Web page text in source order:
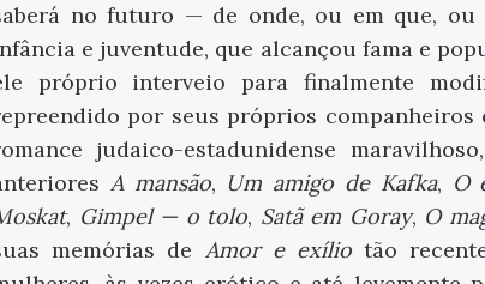
no futuro — de onde, ou em que, ou
e juventude, que alcançou fama e
próprio interveio para finalmente
por seus próprios companheiros
judaico-estadunidense
A mansão, Um amigo de Kafka, O
, Gimpel — o tolo, Satã em Goray, O
memórias de Amor e exílio tão